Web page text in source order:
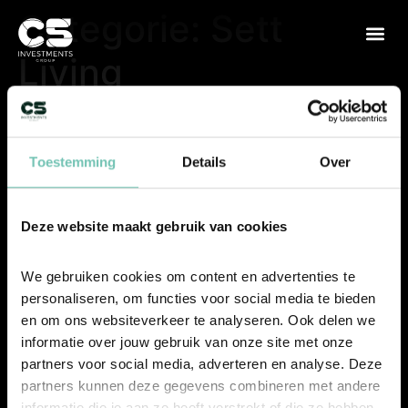
Toestemming Details Over
Deze website maakt gebruik van cookies
We gebruiken cookies om content en advertenties te
personaliseren, om functies voor social media te bieden
en om ons websiteverkeer te analyseren. Ook delen we
informatie over jouw gebruik van onze site met onze
partners voor social media, adverteren en analyse. Deze
partners kunnen deze gegevens combineren met andere
Categorie:
Living
SITEMAP
Home